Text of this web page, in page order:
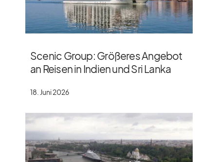
Scenic Group: Größeres Angebot
an Reisen in Indien und Sri Lanka
18. Juni 2026